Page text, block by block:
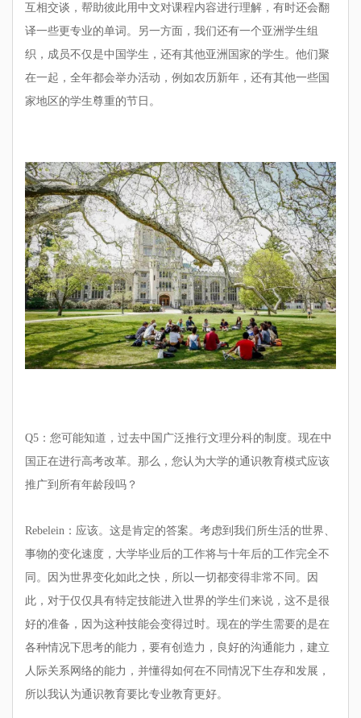
互相交谈，帮助彼此用中文对课程内容进行理解，有时还会翻
译一些更专业的单词。另一方面，我们还有一个亚洲学生组
织，成员不仅是中国学生，还有其他亚洲国家的学生。他们聚
在一起，全年都会举办活动，例如农历新年，还有其他一些国
家地区的学生尊重的节日。
Q5：您可能知道，过去中国广泛推行文理分科的制度。现在中
国正在进行高考改革。那么，您认为大学的通识教育模式应该
推广到所有年龄段吗？
Rebelein：应该。这是肯定的答案。考虑到我们所生活的世界、
事物的变化速度，大学毕业后的工作将与十年后的工作完全不
同。因为世界变化如此之快，所以一切都变得非常不同。因
此，对于仅仅具有特定技能进入世界的学生们来说，这不是很
好的准备，因为这种技能会变得过时。现在的学生需要的是在
各种情况下思考的能力，要有创造力，良好的沟通能力，建立
人际关系网络的能力，并懂得如何在不同情况下生存和发展，
所以我认为通识教育要比专业教育更好。